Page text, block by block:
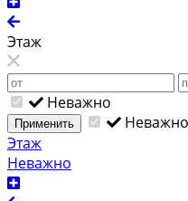
Этаж
Неважно
Применить
Неважно
Этаж
Неважно